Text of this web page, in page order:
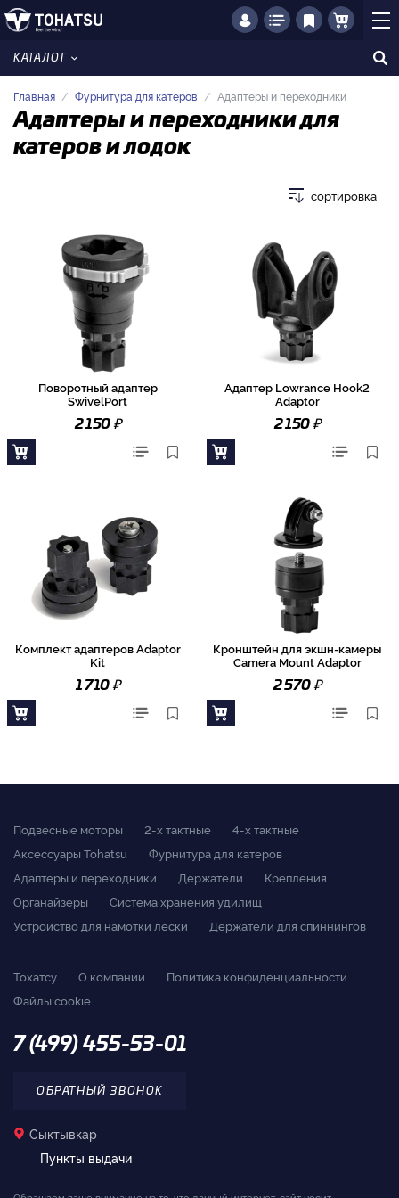
КАТАЛОГ
Главная Фурнитура для катеров Адаптеры и переходники
Адаптеры и переходники для
катеров и лодок
сортировка
Поворотный адаптер
SwivelPort
2 150₽
Адаптер Lowrance Hook2
Adaptor
2 150₽
Комплект адаптеров Adaptor
Kit
1 710₽
Кронштейн для экшн-камеры
Camera Mount Adaptor
2 570₽
Подвесные моторы 2-x тактные
4-x тактные
Аксессуары Tohatsu
Фурнитура для катеров
Адаптеры и переходники
Держатели
Крепления
Органайзеры
Система хранения удилищ
Устройство для намотки лески
Держатели для спиннингов
Тохатсу О компании
Политика конфиденциальности
Файлы cookie
7 (499) 455-53-01
ОБРАТНЫЙ ЗВОНОК
Сыктывкар
Пункты выдачи